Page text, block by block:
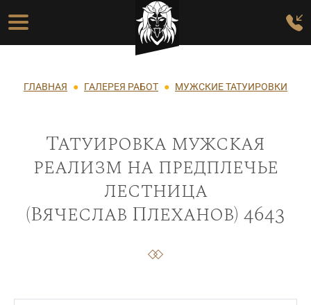
Перейти к основному содержанию
Основная навигация
Строка навигации
ГЛАВНАЯ ГАЛЕРЕЯ РАБОТ МУЖСКИЕ ТАТУИРОВКИ
Татуировка мужская
реализм на предплечье
лестница
(Вячеслав Плеханов) 4643